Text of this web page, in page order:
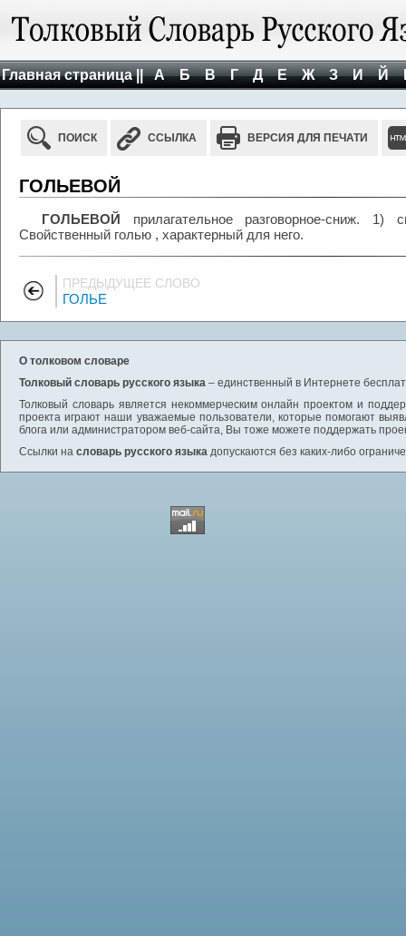
Главная страница || А Б В Г Д Е Ж З И Й
ПОИСК ССЫЛКА ВЕРСИЯ ДЛЯ ПЕЧАТИ
ГОЛЬЕВОЙ
ГОЛЬЕВОЙ прилагательное разговорное-сниж.
Свойственный голью , характерный для него.
ПРЕДЫДУЩЕЕ СЛОВО
ГОЛЬЕ
О толковом словаре
Толковый словарь русского языка – единственный в Интернете
Толковый словарь является некоммерческим онлайн проектом и
проекта играют наши уважаемые пользователи, которые помогают
блога или администратором веб-сайта, Вы тоже можете поддержать
Ссылки на словарь русского языка допускаются без каких-либо